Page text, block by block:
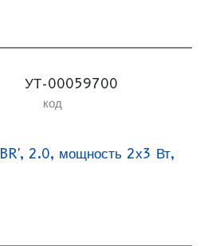
УТ-00059700
код
2.0, мощность 2х3 Вт,